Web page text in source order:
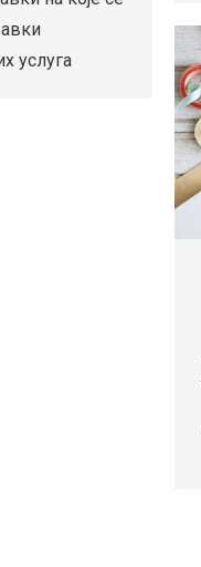
услуга